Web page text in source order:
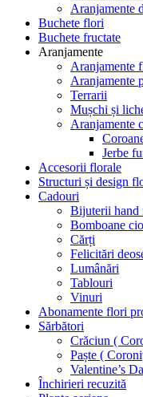
Aranjamente
Buchete flori
Buchete fructate
Aranjamente
Aranjamente
Aranjamente
Terrarii
Mușchi și
Aranjamente
Jerbe
Accesorii florale
Structuri și design
Cadouri
Bijuterii hand
Bomboane
Cărți
Felicitări
Lumânări
Tablouri
Vinuri
Abonamente flori
Sărbători
Crăciun (
Paște (
Valentine’s
Închirieri recuzită